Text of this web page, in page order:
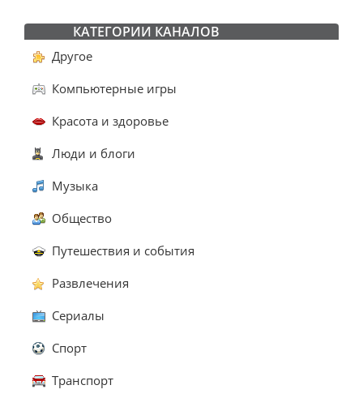
КАТЕГОРИИ КАНАЛОВ
Другое
Компьютерные игры
Красота и здоровье
Люди и блоги
Музыка
Общество
Путешествия и события
Развлечения
Сериалы
Спорт
Транспорт